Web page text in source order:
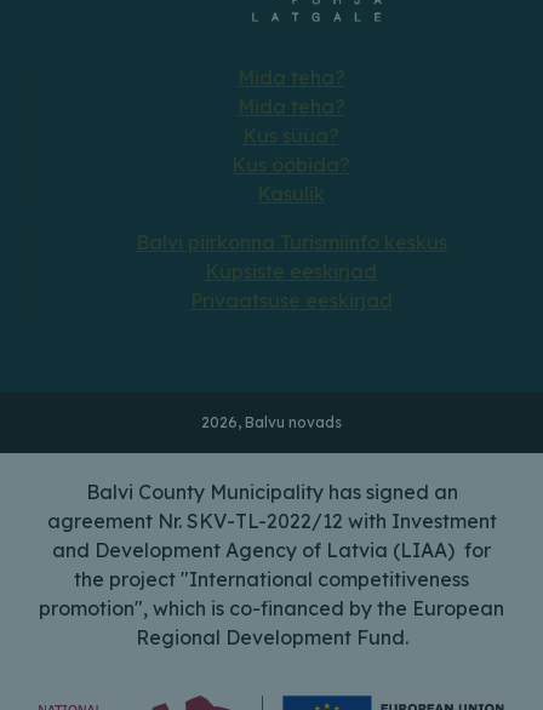
Mida teha?
Mida teha?
Kus ööbida?
Kasulik
Balvi piirkonna Turismiinfo keskus
Küpsiste eeskirjad
Privaatsuse eeskirjad
2026, Balvu novads
Balvi County Municipality has signed an
agreement Nr. SKV-TL-2022/12 with Investment
and Development Agency of Latvia (LIAA) for
the project "International competitiveness
promotion", which is co-financed by the European
Regional Development Fund.